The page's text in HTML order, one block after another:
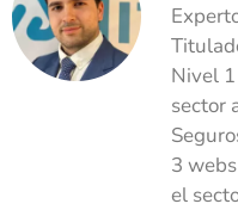
Nivel
sector
3
el